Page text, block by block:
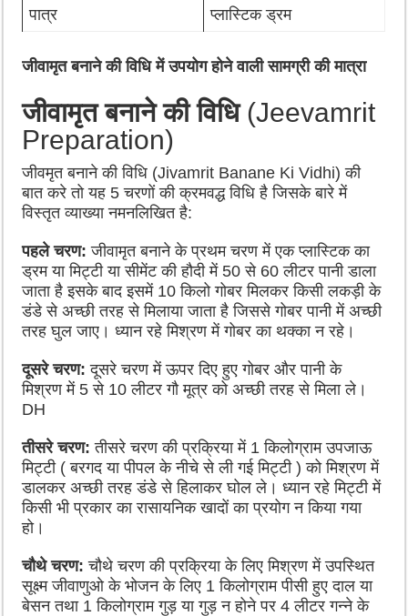
पात्र
प्लास्टिक ड्रम
जीवामृत बनाने की विधि में उपयोग होने वाली सामग्री की मात्रा
जीवामृत बनाने की विधि(Jeevamrit
Preparation)
जीवमृत बनाने की विधि (Jivamrit Banane Ki Vidhi) की
बात करे तो यह 5 चरणों की क्रमवद्ध विधि है जिसके बारे में
विस्तृत व्याख्या नमनलिखित है:
पहले चरण: जीवामृत बनाने के प्रथम चरण में एक प्लास्टिक का
ड्रम या मिट्टी या सीमेंट की हौदी में 50 से 60 लीटर पानी डाला
जाता है इसके बाद इसमें 10 किलो गोबर मिलकर किसी लकड़ी के
डंडे से अच्छी तरह से मिलाया जाता है जिससे गोबर पानी में अच्छी
तरह घुल जाए। ध्यान रहे मिश्रण में गोबर का थक्का न रहे।
दूसरे चरण: दूसरे चरण में ऊपर दिए हुए गोबर और पानी के
मिश्रण में 5 से 10 लीटर गौ मूत्र को अच्छी तरह से मिला ले।
DH
तीसरे चरण: तीसरे चरण की प्रक्रिया में 1 किलोग्राम उपजाऊ
मिट्टी ( बरगद या पीपल के नीचे से ली गई मिट्टी ) को मिश्रण में
डालकर अच्छी तरह डंडे से हिलाकर घोल ले। ध्यान रहे मिट्टी में
किसी भी प्रकार का रासायनिक खादों का प्रयोग न किया गया
हो।
चौथे चरण: चौथे चरण की प्रक्रिया के लिए मिश्रण में उपस्थित
सूक्ष्म जीवाणुओ के भोजन के लिए 1 किलोग्राम पीसी हुए दाल या
बेसन तथा 1 किलोग्राम गुड़ या गुड़ न होने पर 4 लीटर गन्ने के